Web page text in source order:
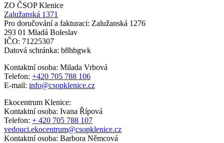
ZO ČSOP Klenice
Zalužanská 1371
Pro doručování a fakturaci: Zalužanská 1276
293 01 Mladá Boleslav
IČO: 71225307
Datová schránka: b8hbgwk
Kontaktní osoba: Milada Vrbová
Telefon: +420 705 788 106
E-mail: info@csopklenice.cz
Ekocentrum Klenice:
Kontaktní osoba: Ivana Řípová
Telefon: + 420 705 788 107
vedouci.ekocentrum@csopklenice.cz
Kontaktní osoba: Barbora Němcová